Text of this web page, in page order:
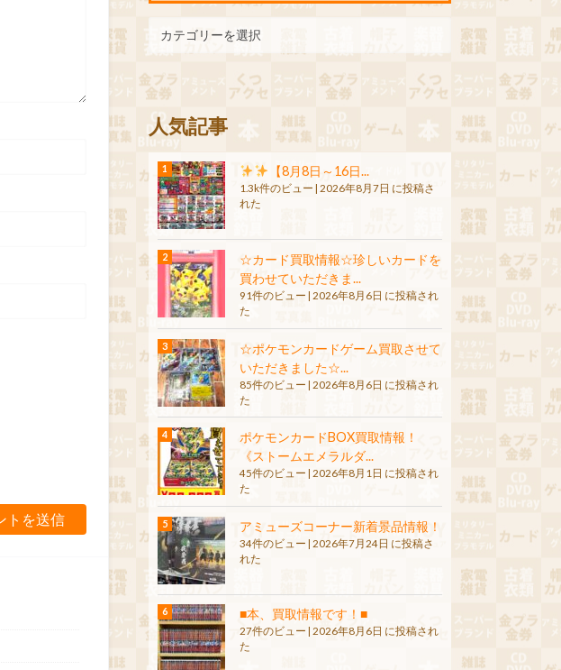
人気記事
【8月8日～16日...
1.3k件のビュー
2026年8月7日 に投稿さ
れた
☆カード買取情報☆珍しいカードを
買わせていただきま...
91件のビュー | 2026年8月6日 に投稿され
た
☆ポケモンカードゲーム買取させて
いただきました☆...
85件のビュー | 2026年8月6日 に投稿され
た
ポケモンカードBOX買取情報！
《ストームエメラルダ...
45件のビュー
2026年8月1日 に投稿され
た
アミューズコーナー新着景品情報！
34件のビュー | 2026年7月24日 に投稿さ
れた
■本、買取情報です！■
27件のビュー
2026年8月6日 に投稿され
た